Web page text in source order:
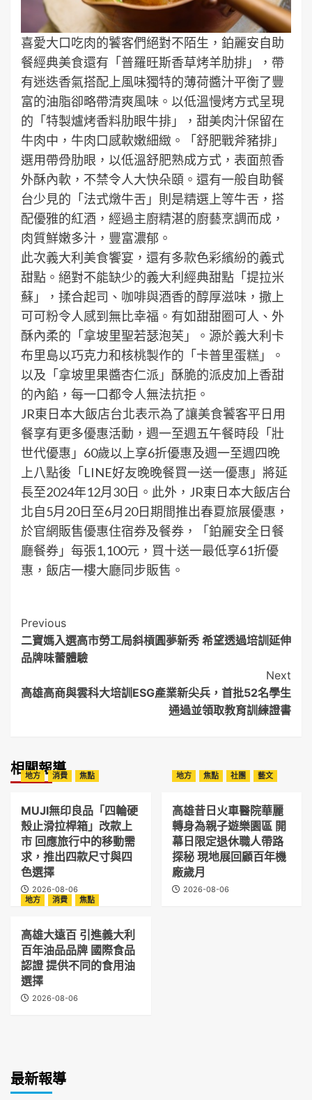
喜愛大口吃肉的饕客們絕對不陌生，鉑麗安自助
餐經典美食還有「普羅旺斯香草烤羊肋排」，帶
有迷迭香氣搭配上風味獨特的薄荷醬汁平衡了豐
富的油脂卻略帶清爽風味。以低溫慢烤方式呈現
的「特製爐烤香料肋眼牛排」，甜美肉汁保留在
牛肉中，牛肉口感軟嫩細緻。「舒肥戰斧豬排」
選用帶骨肋眼，以低溫舒肥熟成方式，表面煎香
外酥內軟，不禁令人大快朵頤。還有一般自助餐
台少見的「法式燉牛舌」則是精選上等牛舌，搭
配優雅的紅酒，經過主廚精湛的廚藝烹調而成，
肉質鮮嫩多汁，豐富濃郁。
此次義大利美食饗宴，還有多款色彩繽紛的義式
甜點。絕對不能缺少的義大利經典甜點「提拉米
蘇」，揉合起司、咖啡與酒香的醇厚滋味，撒上
可可粉令人感到無比幸福。有如甜甜圈可人、外
酥內柔的「拿坡里聖若瑟泡芙」。源於義大利卡
布里島以巧克力和核桃製作的「卡普里蛋糕」。
以及「拿坡里果醬杏仁派」酥脆的派皮加上香甜
的內餡，每一口都令人無法抗拒。
JR東日本大飯店台北表示為了讓美食饕客平日用
餐享有更多優惠活動，週一至週五午餐時段「壯
世代優惠」60歲以上享6折優惠及週一至週四晚
上八點後「LINE好友晚晚餐買一送一優惠」將延
長至2024年12月30日。此外，JR東日本大飯店台
北自5月20日至6月20日期間推出春夏旅展優惠，
於官網販售優惠住宿券及餐券，「鉑麗安全日餐
廳餐券」每張1,100元，買十送一最低享61折優
惠，飯店一樓大廳同步販售。
Post
Navigation
Previous
二寶媽入選高市勞工局斜槓圓夢新秀 希望透過培訓延伸
品牌味蕾體驗
Next
高雄高商與雲科大培訓ESG產業新尖兵，首批52名學生
通過並領取教育訓練證書
相關報導
地方 消費 焦點
MUJI無印良品「四輪硬
殼止滑拉桿箱」改款上
市 回應旅行中的移動需
求，推出四款尺寸與四
色選擇
2026-08-06
地方 焦點 社團 藝文
高雄昔日火車醫院華麗
轉身為親子遊樂園區 開
幕日限定退休職人帶路
探秘 現地展回顧百年機
廠歲月
2026-08-06
地方
消費 焦點
高雄大遠百 引進義大利
百年油品品牌 國際食品
認證 提供不同的食用油
選擇
2026-08-06
最新報導